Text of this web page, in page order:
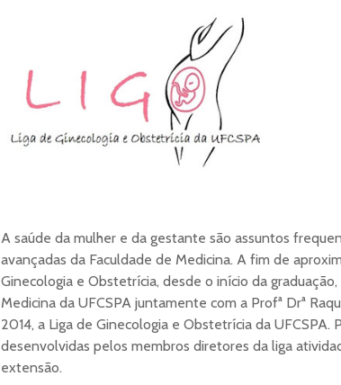
A saúde da mulher e da gestante são assuntos
avançadas da Faculdade de Medicina. A fim de
Ginecologia e Obstetrícia, desde o início da
Medicina da UFCSPA juntamente com a Profª Drª
2014, a Liga de Ginecologia e Obstetrícia da UFCSPA.
desenvolvidas pelos membros diretores da liga
extensão.